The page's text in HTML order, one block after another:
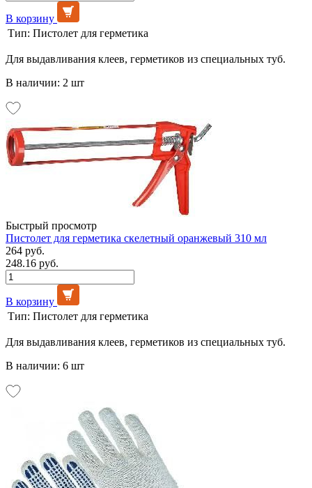
В корзину
Тип: Пистолет для герметика
Для выдавливания клеев, герметиков из специальных туб.
В наличии: 2 шт
Быстрый просмотр
Пистолет для герметика скелетный оранжевый 310 мл
264 руб.
248.16 руб.
В корзину
Тип: Пистолет для герметика
Для выдавливания клеев, герметиков из специальных туб.
В наличии: 6 шт